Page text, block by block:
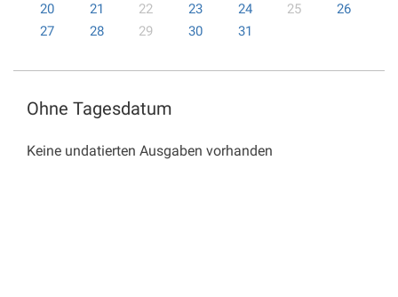
20
21 22 23 24 25
26
27
28 29 30 31
Ohne Tagesdatum
Keine undatierten Ausgaben vorhanden